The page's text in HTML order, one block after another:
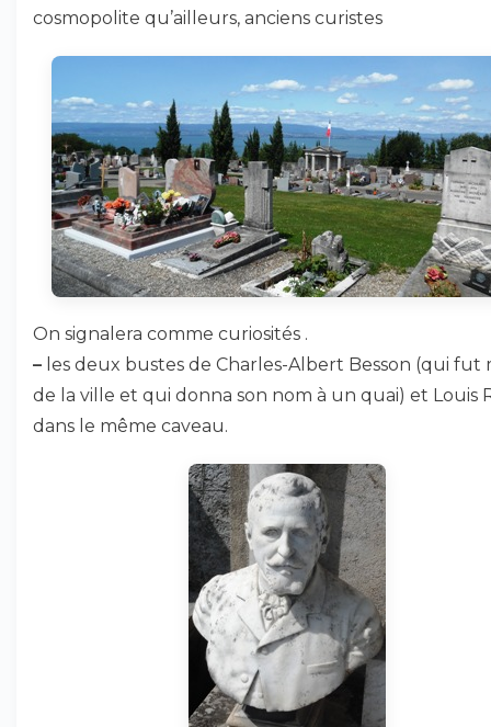
cosmopolite qu’ailleurs, anciens curistes
On signalera comme curiosités .
– les deux bustes de Charles-Albert Besson (qui fut
de la ville et qui donna son nom à un quai) et Louis
dans le même caveau.